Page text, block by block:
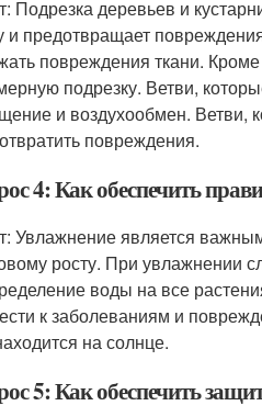
Подрезка деревьев и
и предотвращает
повреждения ткани.
подрезку. Ветви,
и воздухообмен. Ветви,
повреждения.
4: Как обеспечить
Увлажнение является
росту. При увлажнении
воды на все
к заболеваниям и
на солнце.
5: Как обеспечить